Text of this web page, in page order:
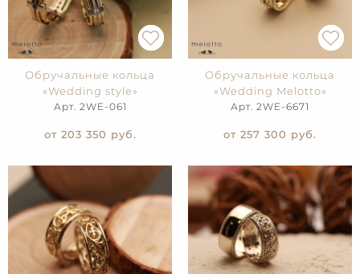
Обручальные кольца
«Wedding style»
Арт. 2WE-061
от 203 350 руб.
Обручальные кольца
«Wedding Melotto»
Арт. 2WE-6671
от 257 300 руб.